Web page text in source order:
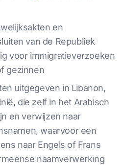
en
van de Republiek
voor immigratieverzoeken
gezinnen
uitgegeven in Libanon,
die zelf in het Arabisch
en verwijzen naar
waarvoor een
naar Engels of Frans
naamverwerking